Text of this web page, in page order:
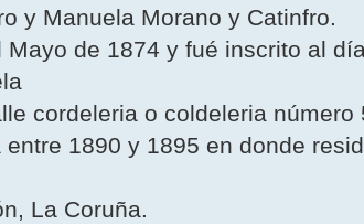
y Manuela Morano y Catinfro.
de 1874 y fué inscrito al
cordeleria o coldeleria número
1890 y 1895 en donde
La Coruña.